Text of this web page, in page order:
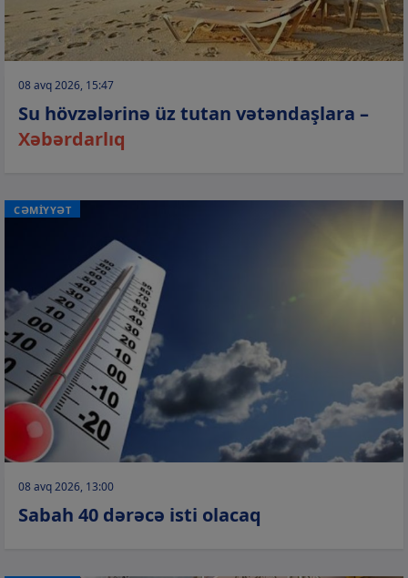
08 avq 2026, 15:47
Su hövzələrinə üz tutan vətəndaşlara –
Xəbərdarlıq
CƏMİYYƏT
08 avq 2026, 13:00
Sabah 40 dərəcə isti olacaq